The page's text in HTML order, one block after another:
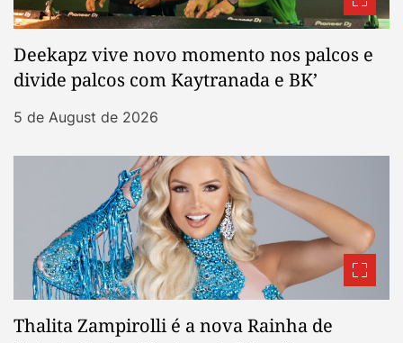
Deekapz vive novo momento nos palcos e
divide palcos com Kaytranada e BK’
5 de August de 2026
Thalita Zampirolli é a nova Rainha de